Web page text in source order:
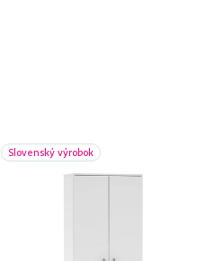
Slovenský výrobok